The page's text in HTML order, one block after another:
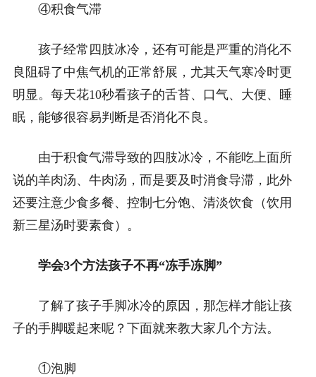
④积食气滞
孩子经常四肢冰冷，还有可能是严重的消化不
良阻碍了中焦气机的正常舒展，尤其天气寒冷时更
明显。每天花10秒看孩子的舌苔、口气、大便、睡
眠，能够很容易判断是否消化不良。
由于积食气滞导致的四肢冰冷，不能吃上面所
说的羊肉汤、牛肉汤，而是要及时消食导滞，此外
还要注意少食多餐、控制七分饱、清淡饮食（饮用
新三星汤时要素食）。
学会3个方法孩子不再“冻手冻脚”
了解了孩子手脚冰冷的原因，那怎样才能让孩
子的手脚暖起来呢？下面就来教大家几个方法。
①泡脚